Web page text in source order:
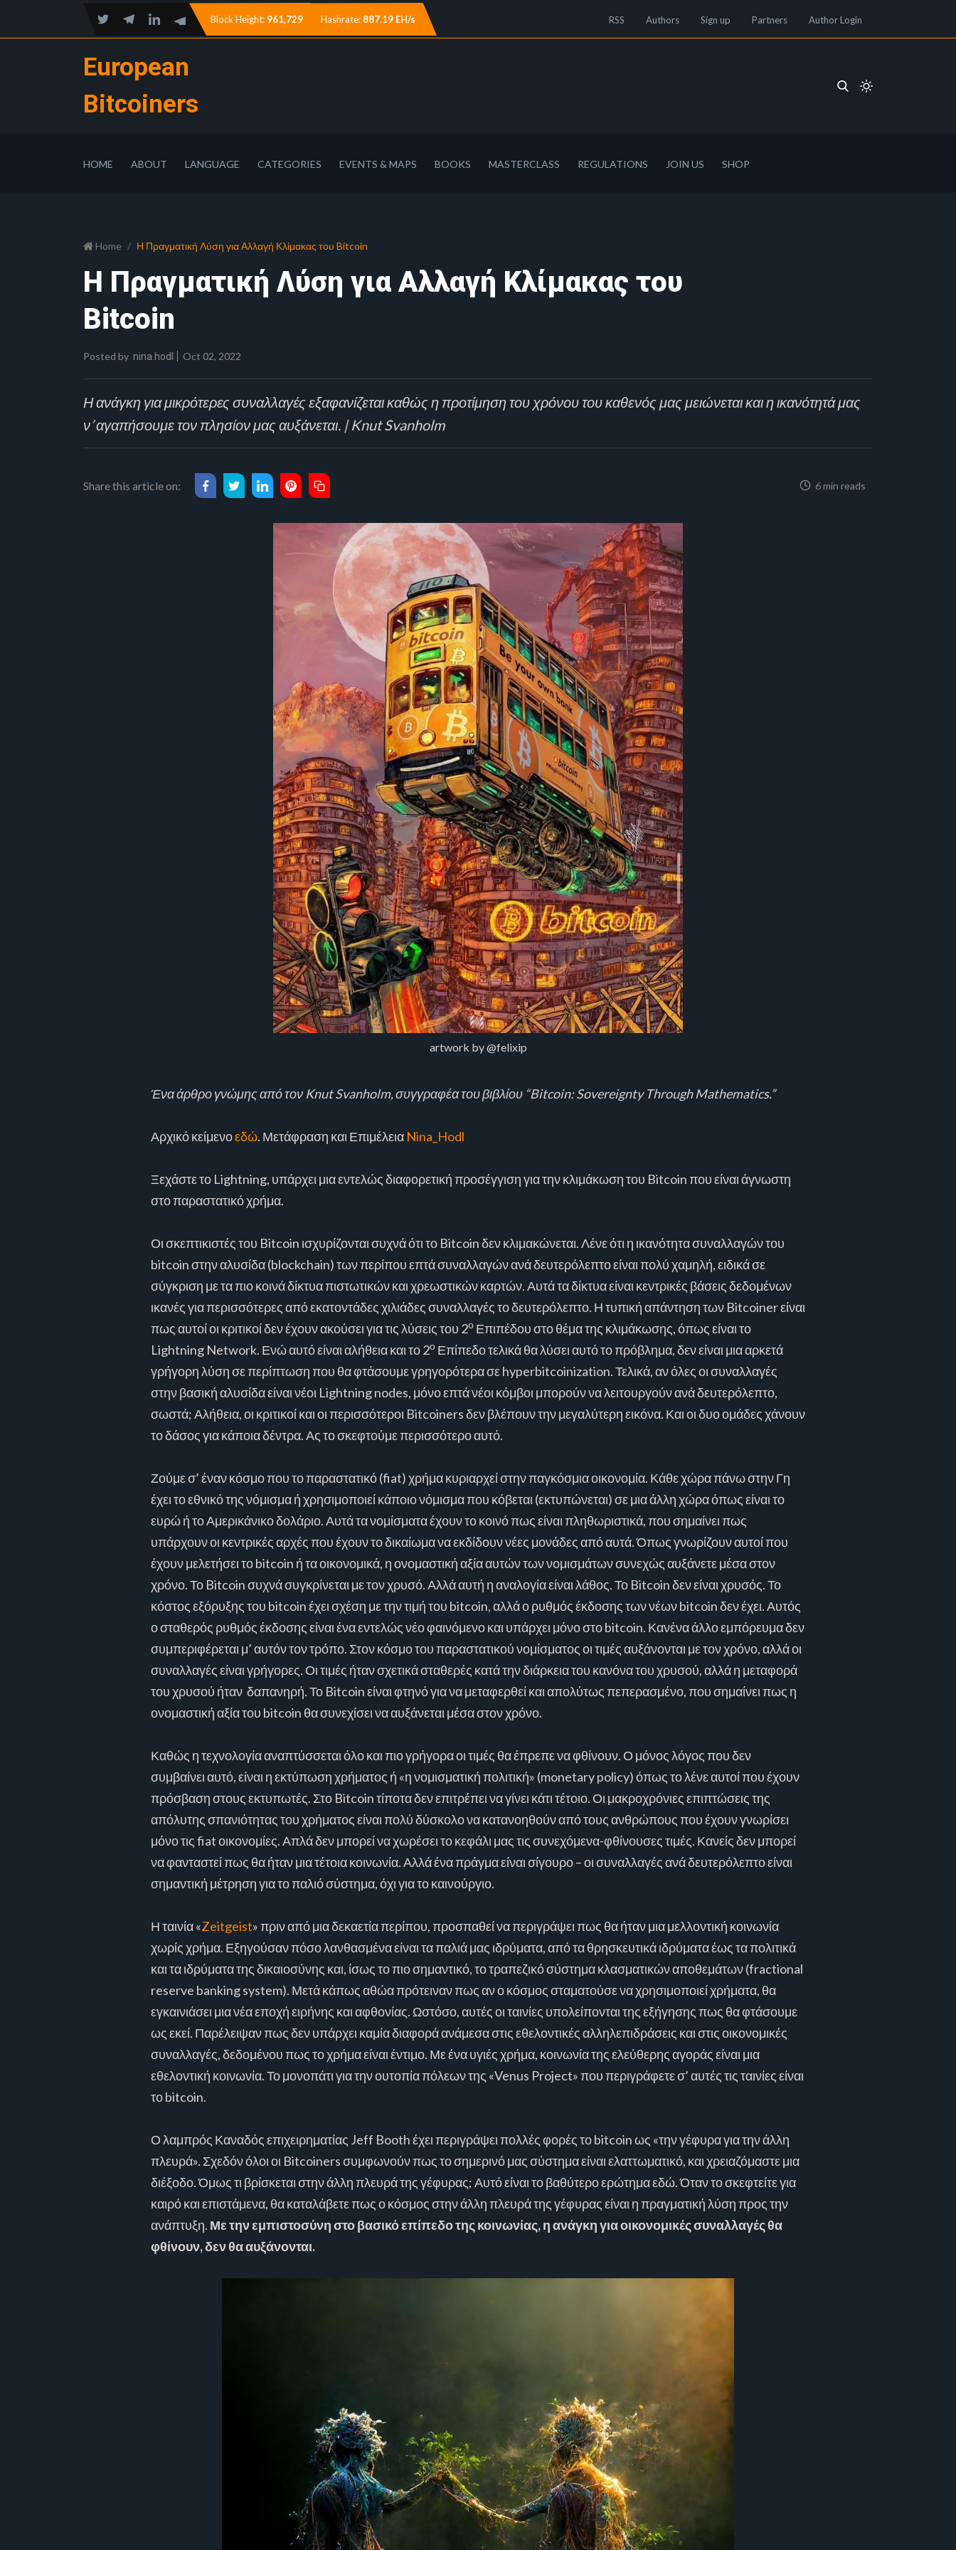
Block Height: 961,729 Hashrate: 887.19 EH/s RSS Authors Sign up Partners Author Login
European
Bitcoiners
HOME ABOUT LANGUAGE CATEGORIES EVENTS & MAPS BOOKS MASTERCLASS REGULATIONS JOIN US SHOP
Home Η Πραγματική Λύση για Αλλαγή Κλίμακας του Bitcoin
Η Πραγματική Λύση για Αλλαγή Κλίμακας του
Bitcoin
Posted by nina.hodl Oct 02, 2022
Η ανάγκη για μικρότερες συναλλαγές εξαφανίζεται καθώς η προτίμηση του χρόνου του καθενός μας μειώνεται και η ικανότητά μας
ν’ αγαπήσουμε τον πλησίον μας αυξάνεται. | Knut Svanholm
Share this article on: 6 min reads
artwork by @felixip
Ένα άρθρο γνώμης από τον Knut Svanholm, συγγραφέα του βιβλίου “Bitcoin: Sovereignty Through Mathematics.”
Αρχικό κείμενοεδώ. Μετάφραση και Επιμέλεια Nina_Hodl
Ξεχάστε το Lightning, υπάρχει μια εντελώς διαφορετική προσέγγιση για την κλιμάκωση του Bitcoin που είναι άγνωστη
στο παραστατικό χρήμα.
Οι σκεπτικιστές του Bitcoin ισχυρίζονται συχνά ότι το Bitcoin δεν κλιμακώνεται. Λένε ότι η ικανότητα συναλλαγών του
bitcoin στην αλυσίδα (blockchain) των περίπου επτά συναλλαγών ανά δευτερόλεπτο είναι πολύ χαμηλή, ειδικά σε
σύγκριση με τα πιο κοινά δίκτυα πιστωτικών και χρεωστικών καρτών. Αυτά τα δίκτυα είναι κεντρικές βάσεις δεδομένων
ικανές για περισσότερες από εκατοντάδες χιλιάδες συναλλαγές το δευτερόλεπτο. Η τυπική απάντηση των Bitcoiner είναι
πως αυτοί οι κριτικοί δεν έχουν ακούσει για τις λύσεις του 2ο Επιπέδου στο θέμα της κλιμάκωσης, όπως είναι το
Lightning Network. Ενώ αυτό είναι αλήθεια και το 2ο Επίπεδο τελικά θα λύσει αυτό το πρόβλημα, δεν είναι μια αρκετά
γρήγορη λύση σε περίπτωση που θα φτάσουμε γρηγορότερα σε hyperbitcoinization. Τελικά, αν όλες οι συναλλαγές
στην βασική αλυσίδα είναι νέοι Lightning nodes, μόνο επτά νέοι κόμβοι μπορούν να λειτουργούν ανά δευτερόλεπτο,
σωστά; Αλήθεια, οι κριτικοί και οι περισσότεροι Bitcoiners δεν βλέπουν την μεγαλύτερη εικόνα. Και οι δυο ομάδες χάνουν
το δάσος για κάποια δέντρα. Ας το σκεφτούμε περισσότερο αυτό.
Ζούμε σ’ έναν κόσμο που το παραστατικό (fiat) χρήμα κυριαρχεί στην παγκόσμια οικονομία. Κάθε χώρα πάνω στην Γη
έχει το εθνικό της νόμισμα ή χρησιμοποιεί κάποιο νόμισμα που κόβεται (εκτυπώνεται) σε μια άλλη χώρα όπως είναι το
ευρώ ή το Αμερικάνικο δολάριο. Αυτά τα νομίσματα έχουν το κοινό πως είναι πληθωριστικά, που σημαίνει πως
υπάρχουν οι κεντρικές αρχές που έχουν το δικαίωμα να εκδίδουν νέες μονάδες από αυτά. Όπως γνωρίζουν αυτοί που
έχουν μελετήσει το bitcoin ή τα οικονομικά, η ονομαστική αξία αυτών των νομισμάτων συνεχώς αυξάνετε μέσα στον
χρόνο. Το Bitcoin συχνά συγκρίνεται με τον χρυσό. Αλλά αυτή η αναλογία είναι λάθος. Το Bitcoin δεν είναι χρυσός. Το
κόστος εξόρυξης του bitcoin έχει σχέση με την τιμή του bitcoin, αλλά ο ρυθμός έκδοσης των νέων bitcoin δεν έχει. Αυτός
ο σταθερός ρυθμός έκδοσης είναι ένα εντελώς νέο φαινόμενο και υπάρχει μόνο στο bitcoin. Κανένα άλλο εμπόρευμα δεν
συμπεριφέρεται μ’ αυτόν τον τρόπο. Στον κόσμο του παραστατικού νομίσματος οι τιμές αυξάνονται με τον χρόνο, αλλά οι
συναλλαγές είναι γρήγορες. Οι τιμές ήταν σχετικά σταθερές κατά την διάρκεια του κανόνα του χρυσού, αλλά η μεταφορά
του χρυσού ήταν δαπανηρή. Το Bitcoin είναι φτηνό για να μεταφερθεί και απολύτως πεπερασμένο, που σημαίνει πως η
ονομαστική αξία του bitcoin θα συνεχίσει να αυξάνεται μέσα στον χρόνο.
Καθώς η τεχνολογία αναπτύσσεται όλο και πιο γρήγορα οι τιμές θα έπρεπε να φθίνουν. Ο μόνος λόγος που δεν
συμβαίνει αυτό, είναι η εκτύπωση χρήματος ή «η νομισματική πολιτική» (monetary policy) όπως το λένε αυτοί που έχουν
πρόσβαση στους εκτυπωτές. Στο Bitcoin τίποτα δεν επιτρέπει να γίνει κάτι τέτοιο. Οι μακροχρόνιες επιπτώσεις της
απόλυτης σπανιότητας του χρήματος είναι πολύ δύσκολο να κατανοηθούν από τους ανθρώπους που έχουν γνωρίσει
μόνο τις fiat οικονομίες. Απλά δεν μπορεί να χωρέσει το κεφάλι μας τις συνεχόμενα-φθίνουσες τιμές. Κανείς δεν μπορεί
να φανταστεί πως θα ήταν μια τέτοια κοινωνία. Αλλά ένα πράγμα είναι σίγουρο – οι συναλλαγές ανά δευτερόλεπτο είναι
σημαντική μέτρηση για το παλιό σύστημα, όχι για το καινούργιο.
Η ταινία «Zeitgeist» πριν από μια δεκαετία περίπου, προσπαθεί να περιγράψει πως θα ήταν μια μελλοντική κοινωνία
χωρίς χρήμα. Εξηγούσαν πόσο λανθασμένα είναι τα παλιά μας ιδρύματα, από τα θρησκευτικά ιδρύματα έως τα πολιτικά
και τα ιδρύματα της δικαιοσύνης και, ίσως το πιο σημαντικό, το τραπεζικό σύστημα κλασματικών αποθεμάτων (fractional
reserve banking system). Μετά κάπως αθώα πρότειναν πως αν ο κόσμος σταματούσε να χρησιμοποιεί χρήματα, θα
εγκαινιάσει μια νέα εποχή ειρήνης και αφθονίας. Ωστόσο, αυτές οι ταινίες υπολείπονται της εξήγησης πως θα φτάσουμε
ως εκεί. Παρέλειψαν πως δεν υπάρχει καμία διαφορά ανάμεσα στις εθελοντικές αλληλεπιδράσεις και στις οικονομικές
συναλλαγές, δεδομένου πως το χρήμα είναι έντιμο. Με ένα υγιές χρήμα, κοινωνία της ελεύθερης αγοράς είναι μια
εθελοντική κοινωνία. Το μονοπάτι για την ουτοπία πόλεων της «Venus Project» που περιγράφετε σ’ αυτές τις ταινίες είναι
το bitcoin.
Ο λαμπρός Καναδός επιχειρηματίας Jeff Booth έχει περιγράψει πολλές φορές το bitcoin ως «την γέφυρα για την άλλη
πλευρά». Σχεδόν όλοι οι Bitcoiners συμφωνούν πως το σημερινό μας σύστημα είναι ελαττωματικό, και χρειαζόμαστε μια
διέξοδο. Όμως τι βρίσκεται στην άλλη πλευρά της γέφυρας; Αυτό είναι το βαθύτερο ερώτημα εδώ. Όταν το σκεφτείτε για
καιρό και επιστάμενα, θα καταλάβετε πως ο κόσμος στην άλλη πλευρά της γέφυρας είναι η πραγματική λύση προς την
ανάπτυξη. Με την εμπιστοσύνη στο βασικό επίπεδο της κοινωνίας, η ανάγκη για οικονομικές συναλλαγές θα
φθίνουν, δεν θα αυξάνονται.